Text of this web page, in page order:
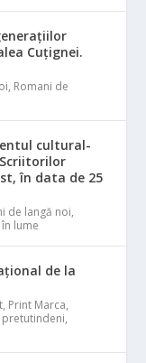
Cuțignei.
, Romani de
cultural-
în data de 25
de langă noi,
lume
de la
, Print Marca,
pretutindeni,